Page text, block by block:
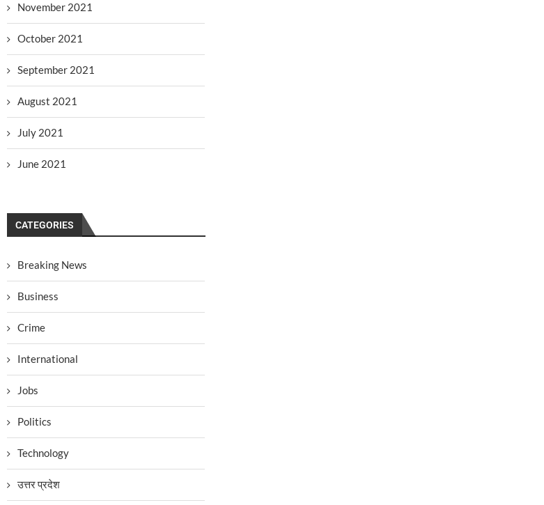
November 2021
October 2021
September 2021
August 2021
July 2021
June 2021
CATEGORIES
Breaking News
Business
Crime
International
Jobs
Politics
Technology
उत्तर प्रदेश